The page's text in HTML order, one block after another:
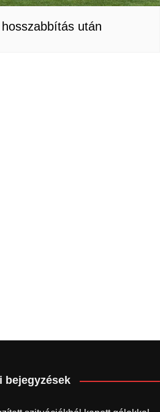
után
bejegyzések